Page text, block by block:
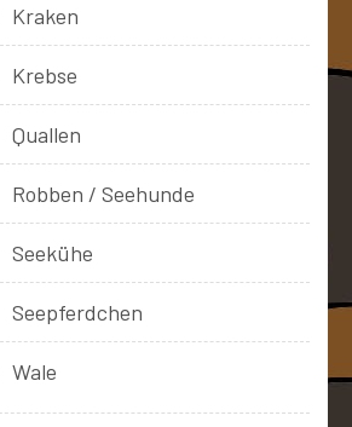
Kraken
Krebse
Quallen
Robben / Seehunde
Seekühe
Seepferdchen
Wale